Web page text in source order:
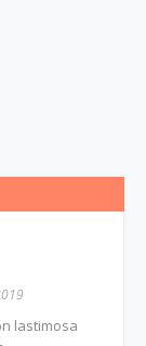
lastimosa